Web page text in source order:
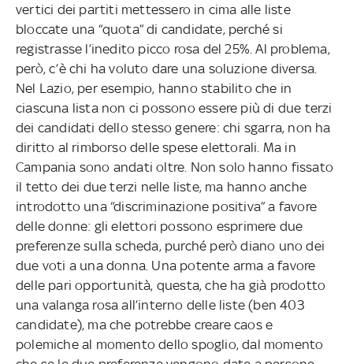
vertici dei partiti mettessero in cima alle liste
bloccate una “quota” di candidate, perché si
registrasse l’inedito picco rosa del 25%. Al problema,
però, c’è chi ha voluto dare una soluzione diversa.
Nel Lazio, per esempio, hanno stabilito che in
ciascuna lista non ci possono essere più di due terzi
dei candidati dello stesso genere: chi sgarra, non ha
diritto al rimborso delle spese elettorali. Ma in
Campania sono andati oltre. Non solo hanno fissato
il tetto dei due terzi nelle liste, ma hanno anche
introdotto una “discriminazione positiva” a favore
delle donne: gli elettori possono esprimere due
preferenze sulla scheda, purché però diano uno dei
due voti a una donna. Una potente arma a favore
delle pari opportunità, questa, che ha già prodotto
una valanga rosa all’interno delle liste (ben 403
candidate), ma che potrebbe creare caos e
polemiche al momento dello spoglio, dal momento